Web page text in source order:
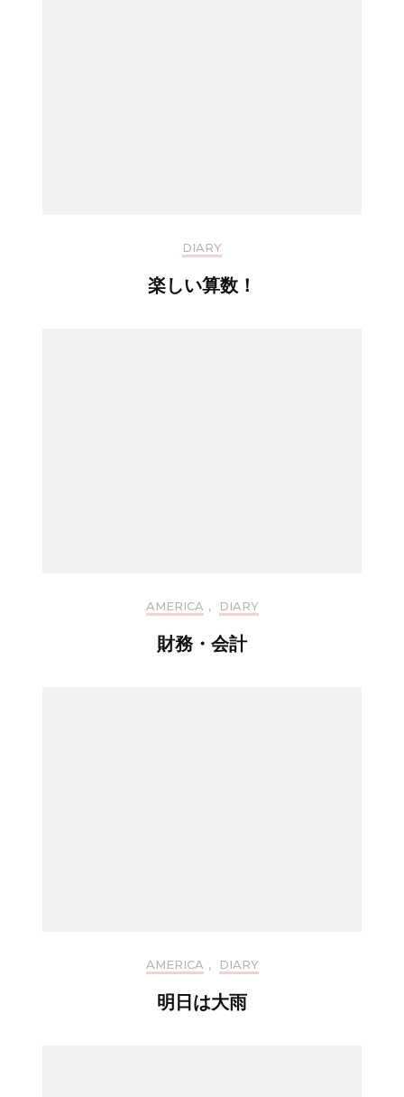
DIARY
楽しい算数！
AMERICA , DIARY
財務・会計
AMERICA , DIARY
明日は大雨